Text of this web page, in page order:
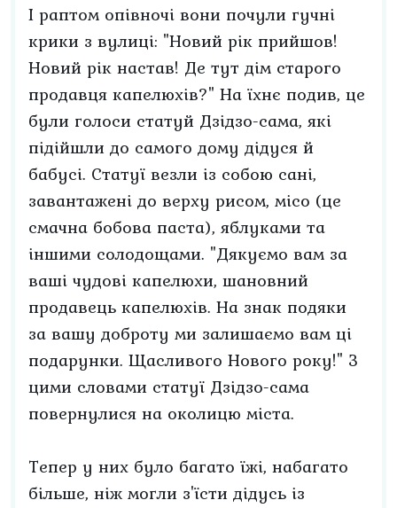
І раптом опівночі вони почули гучні
крики з вулиці: "Новий рік прийшов!
Новий рік настав! Де тут дім старого
продавця капелюхів?" На їхнє подив, це
були голоси статуй Дзідзо-сама, які
підійшли до самого дому дідуся й
бабусі. Статуї везли із собою сані,
завантажені до верху рисом, місо (це
смачна бобова паста), яблуками та
іншими солодощами. "Дякуємо вам за
ваші чудові капелюхи, шановний
продавець капелюхів. На знак подяки
за вашу доброту ми залишаємо вам ці
подарунки. Щасливого Нового року!" З
цими словами статуї Дзідзо-сама
повернулися на околицю міста.
Тепер у них було багато їжі, набагато
більше, ніж могли з'їсти дідусь із